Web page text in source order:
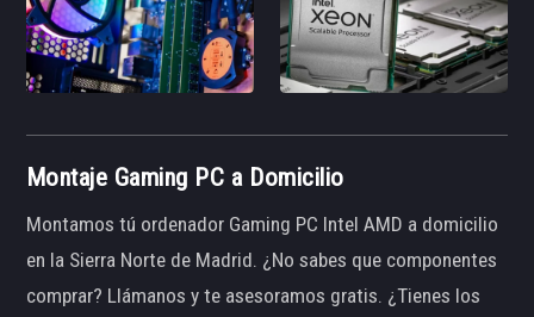
Montaje Gaming PC a Domicilio
Montamos tú ordenador Gaming PC Intel AMD a domicilio
en la Sierra Norte de Madrid. ¿No sabes que componentes
comprar? Llámanos y te asesoramos gratis. ¿Tienes los